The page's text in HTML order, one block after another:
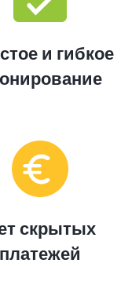
и гибкое
скрытых
платежей